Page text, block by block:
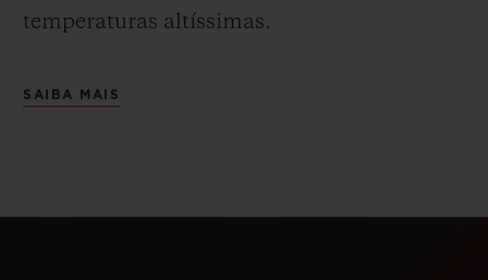
temperaturas altíssimas.
SAIBA MAIS